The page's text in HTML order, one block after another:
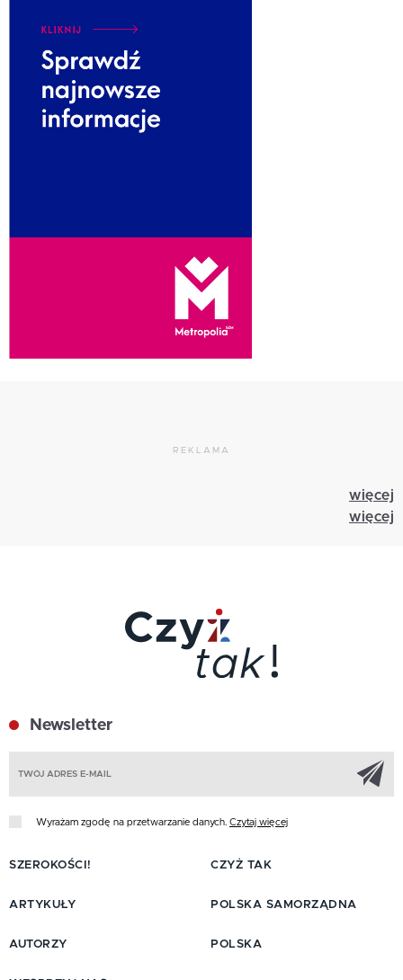
REKLAMA
więcej
więcej
Newsletter
Wyrażam zgodę na przetwarzanie danych. Czytaj więcej
SZEROKOŚCI!
ARTYKUŁY
AUTORZY
CZYŻ TAK
POLSKA SAMORZĄDNA
POLSKA